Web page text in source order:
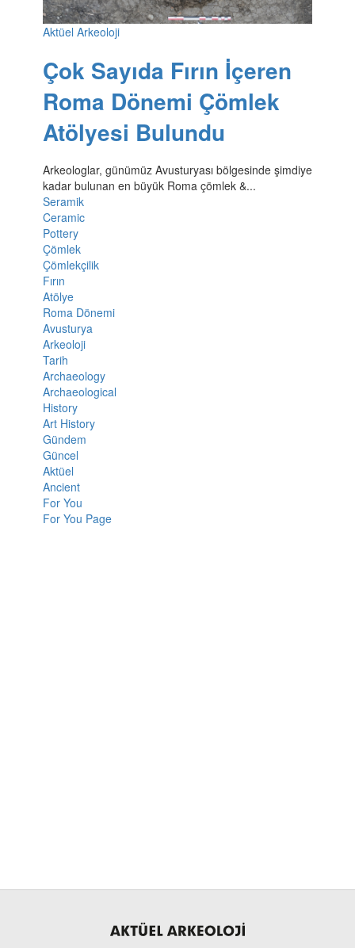
Aktüel Arkeoloji
Çok Sayıda Fırın İçeren
Roma Dönemi Çömlek
Atölyesi Bulundu
Arkeologlar, günümüz Avusturyası bölgesinde şimdiye
kadar bulunan en büyük Roma çömlek &...
Seramik
Ceramic
Pottery
Çömlek
Çömlekçilik
Fırın
Atölye
Roma Dönemi
Avusturya
Arkeoloji
Tarih
Archaeology
Archaeological
History
Art History
Gündem
Güncel
Aktüel
Ancient
For You
For You Page